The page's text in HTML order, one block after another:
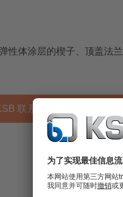
性体涂层的楔子、顶盖法
联系方式